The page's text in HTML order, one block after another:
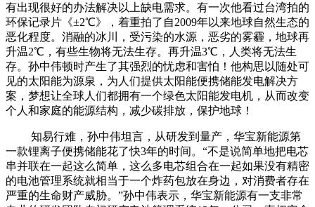
有出现很好的办法解决以上缺电需求。有一次他看过台湾拍的
环保记录片《±2℃》，着重拍了自2009年以来地球自然生态的
恶化程度。消融的冰川，受污染的水源，恶劣的雾霾，地球再
升温2℃，有些生物将无法生存。再升温3℃，人类将无法生
存。孙中伟顿时产生了其强烈的忧虑和害怕！他构思以随处可
见的太阳能为源泉，为人们提供太阳能便携储能发电解决方
案，梦想让全球人们都拥有一个绿色太阳能发电机，从而改变
个人和家庭的能源结构，减少碳排放，保护地球！
知易行难，孙中伟坦言，从研发到量产，华宝新能源第
一款锂离子便携储能花了快3年的时间。“不是说简单地把电芯
串并联在一起这么简单，这么多电芯组合在一起如果没有精密
的电池管理系统就相当于一个炸药包放在身边，对消费者存在
严重的生命财产威胁。”孙中伟表示，华宝新能源有一支非常